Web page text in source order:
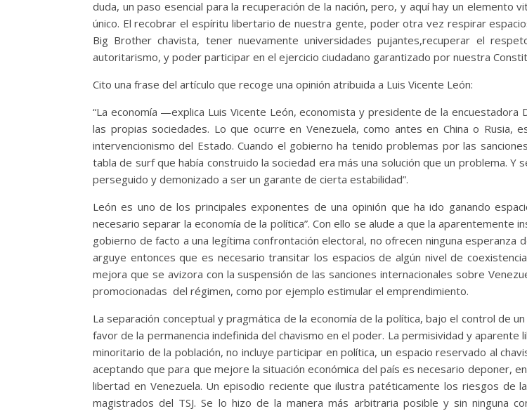
duda, un paso esencial para la recuperación de la nación, pero, y aquí hay un
único. El recobrar el espíritu libertario de nuestra gente, poder otra vez respirar
Big Brother chavista, tener nuevamente universidades pujantes,recuperar el
autoritarismo, y poder participar en el ejercicio ciudadano garantizado por nuestra
Cito una frase del artículo que recoge una opinión atribuida a Luis Vicente León:
“La economía —explica Luis Vicente León, economista y presidente de la
las propias sociedades. Lo que ocurre en Venezuela, como antes en China o Rusia,
intervencionismo del Estado. Cuando el gobierno ha tenido problemas por las
tabla de surf que había construido la sociedad era más una solución que un problema.
perseguido y demonizado a ser un garante de cierta estabilidad”.
León es uno de los principales exponentes de una opinión que ha ido ganando
necesario separar la economía de la política”. Con ello se alude a que la aparentemente
gobierno de facto a una legítima confrontación electoral, no ofrecen ninguna esperanza
arguye entonces que es necesario transitar los espacios de algún nivel de
mejora que se avizora con la suspensión de las sanciones internacionales sobre
promocionadas del régimen, como por ejemplo estimular el emprendimiento.
La separación conceptual y pragmática de la economía de la política, bajo el control de
favor de la permanencia indefinida del chavismo en el poder. La permisividad y
minoritario de la población, no incluye participar en política, un espacio reservado al
aceptando que para que mejore la situación económica del país es necesario deponer,
libertad en Venezuela. Un episodio reciente que ilustra patéticamente los riesgos de
magistrados del TSJ. Se lo hizo de la manera más arbitraria posible y sin ninguna